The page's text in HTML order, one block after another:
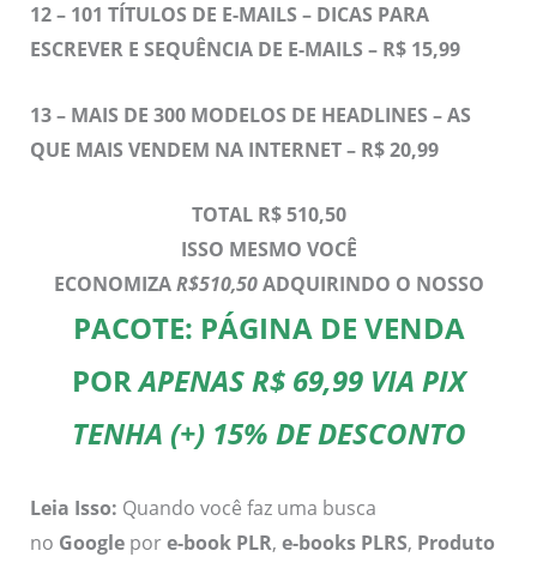
12 – 101 TÍTULOS DE E-MAILS – DICAS PARA
ESCREVER E SEQUÊNCIA DE E-MAILS – R$ 15,99
13 – MAIS DE 300 MODELOS DE HEADLINES – AS
QUE MAIS VENDEM NA INTERNET – R$ 20,99
TOTAL R$ 510,50
ISSO MESMO VOCÊ
ECONOMIZAR$510,50ADQUIRINDO O NOSSO
PACOTE: PÁGINA DE VENDA
PORAPENAS R$ 69,99 VIA PIX
TENHA (+) 15% DE DESCONTO
Leia Isso: Quando você faz uma busca
no Googlepore-book PLR, e-books PLRS, Produto